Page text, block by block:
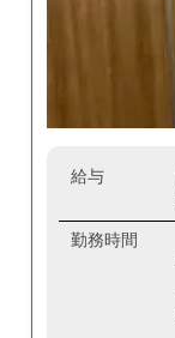
給与
勤務時間